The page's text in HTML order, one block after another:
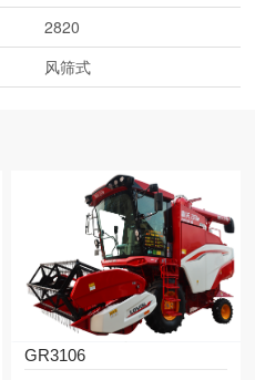
2820
风筛式
GR3106